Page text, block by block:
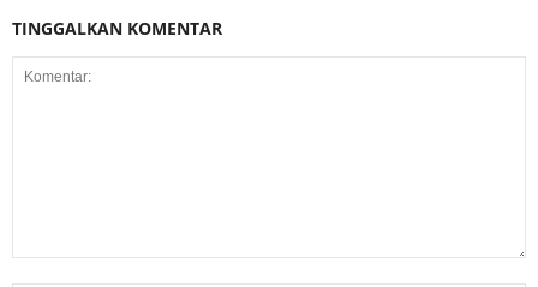
TINGGALKAN KOMENTAR